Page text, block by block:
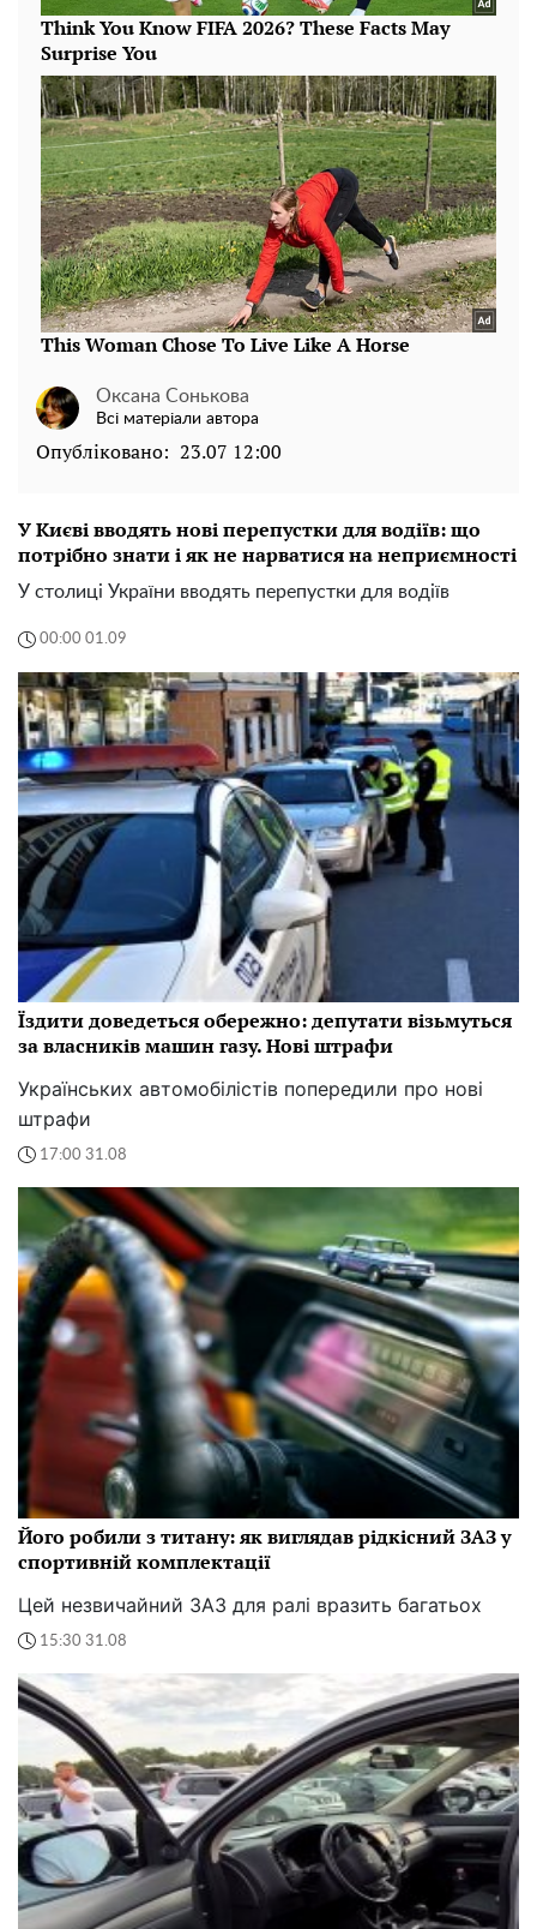
Оксана Сонькова
Всі матеріали автора
Опубліковано: 23.07 12:00
У Києві вводять нові перепустки для водіїв: що
потрібно знати і як не нарватися на неприємності
У столиці України вводять перепустки для водіїв
00:00 01.09
Їздити доведеться обережно: депутати візьмуться
за власників машин газу. Нові штрафи
Українських автомобілістів попередили про нові
штрафи
17:00 31.08
Його робили з титану: як виглядав рідкісний ЗАЗ у
спортивній комплектації
Цей незвичайний ЗАЗ для ралі вразить багатьох
15:30 31.08